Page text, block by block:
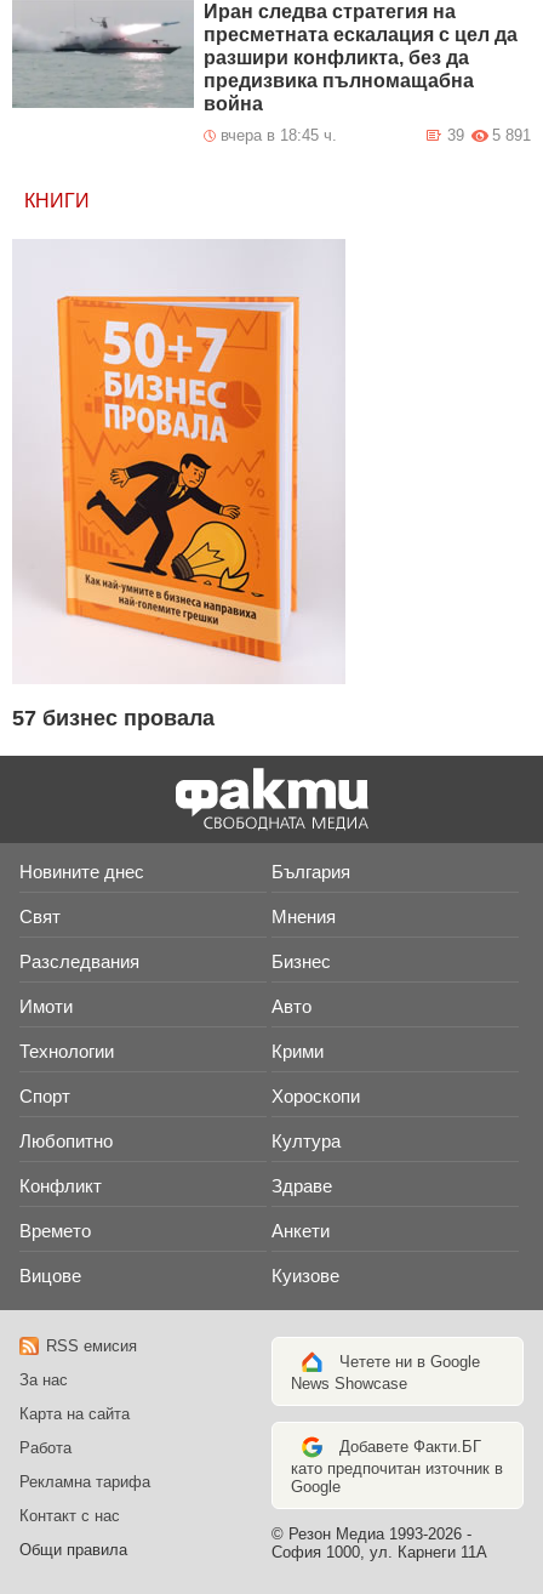
Иран следва стратегия на
пресметната ескалация с цел да
разшири конфликта, без да
предизвика пълномащабна
война
вчера в 18:45 ч. 5 891
39
КНИГИ
57 бизнес провала
Новините днес България
Свят Мнения
Разследвания Бизнес
Имоти Авто
Технологии Крими
Спорт Хороскопи
Любопитно Култура
Конфликт Здраве
Времето Анкети
Вицове Куизове
RSS емисия
За нас
Карта на сайта
Работа
Рекламна тарифа
Контакт с нас
Общи правила
Четете ни в Google
News Showcase
Добавете Факти.БГ
като предпочитан източник в
Google
© Резон Медиа 1993-2026 -
София 1000, ул. Карнеги 11А